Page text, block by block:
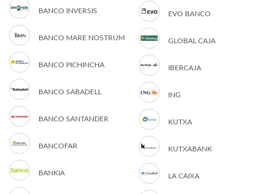
BANCO INVERSIS
BANCO MARE NOSTRUM
BANCO PICHINCHA
BANCO SABADELL
BANCO SANTANDER
BANCOFAR
BANKIA
EVO BANCO
GLOBAL CAJA
IBERCAJA
ING
KUTXA
KUTXABANK
LA CAIXA